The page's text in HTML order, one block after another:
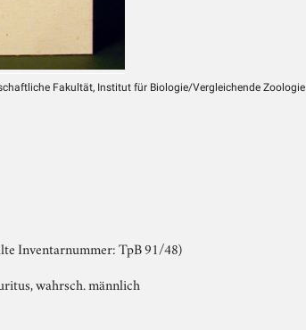
Fakultät, Institut für Biologie/Vergleichende Zoologie
Inventarnummer: TpB 91/48)
wahrsch. männlich